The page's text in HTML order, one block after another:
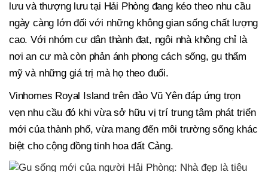
lưu và thượng lưu tại Hải Phòng đang kéo theo nhu cầu
ngày càng lớn đối với những không gian sống chất lượng
cao. Với nhóm cư dân thành đạt, ngôi nhà không chỉ là
nơi an cư mà còn phản ánh phong cách sống, gu thẩm
mỹ và những giá trị mà họ theo đuổi.
Vinhomes Royal Island trên đảo Vũ Yên đáp ứng trọn
vẹn nhu cầu đó khi vừa sở hữu vị trí trung tâm phát triển
mới của thành phố, vừa mang đến môi trường sống khác
biệt cho cộng đồng tinh hoa đất Cảng.